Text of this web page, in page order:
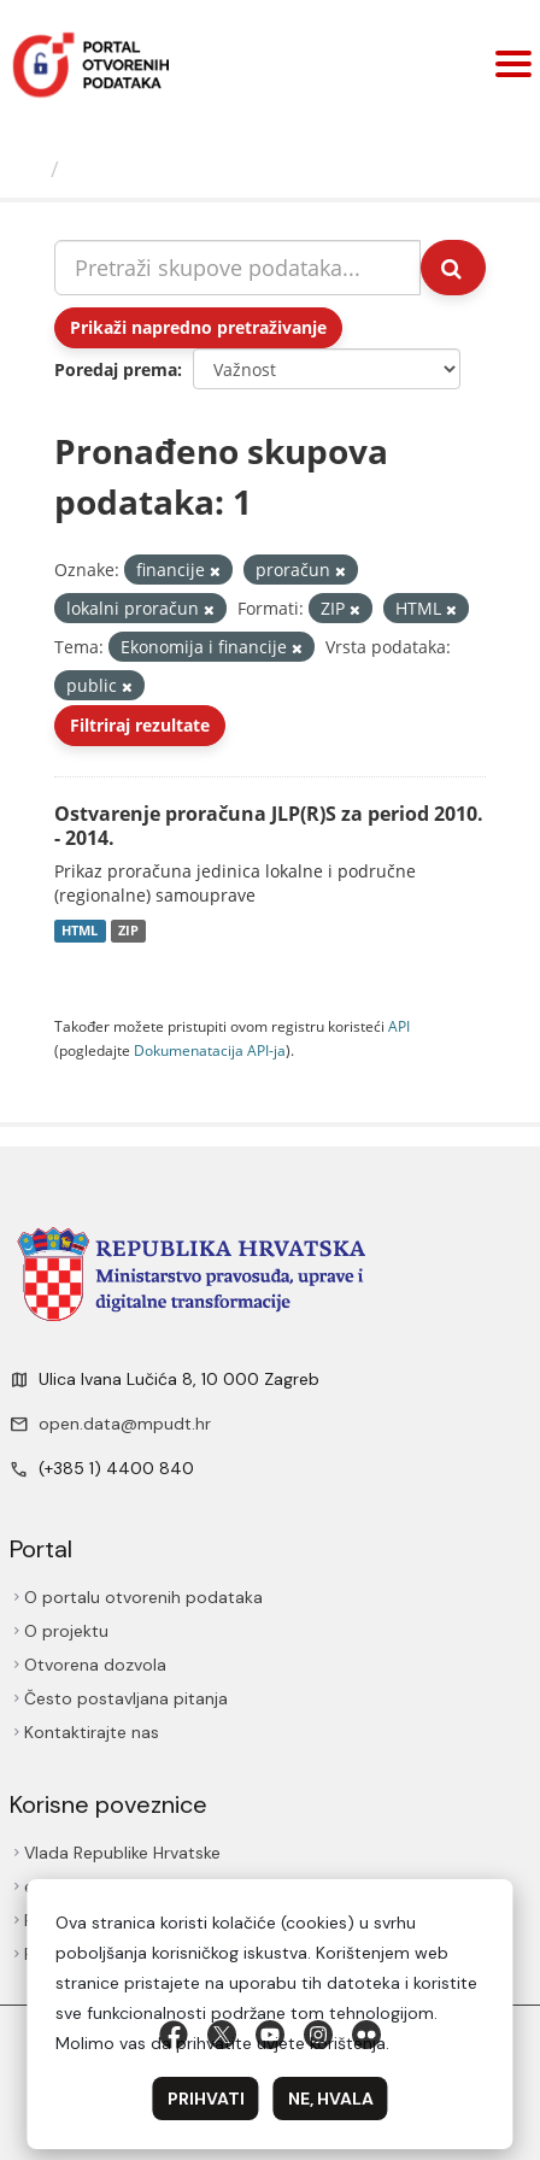
sadržaj
Prikaži napredno pretraživanje
Poredaj prema
Pronađeno skupova
podataka: 1
Oznake: financije
proračun
lokalni proračun
Formati: ZIP
HTML
Tema:
Ekonomija i financije
Vrsta podataka:
public
Filtriraj rezultate
Ostvarenje proračuna JLP(R)S za period 2010.
- 2014.
Prikaz proračuna jedinica lokalne i područne
(regionalne) samouprave
HTML ZIP
Također možete pristupiti ovom registru koristeći API
(pogledajte Dokumenаtаcijа API-jа).